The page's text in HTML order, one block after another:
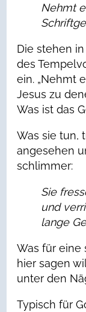
Nehmt
Die stehen
des
ein. „Nehmt
Jesus zu
Was ist das
Was sie tun,
angesehen
schlimmer:
Sie
und
lange
Was für eine
hier sagen
unter den
Typisch für